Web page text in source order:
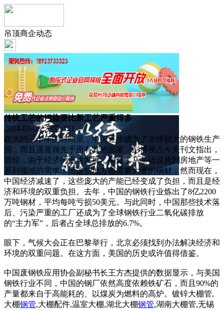
吊顶商企动态
传统工艺的污染要比新工艺严重得多
2024-03-08 浏览:121
在大约三十年的时间里，中国逐步成为了全球较大的钢铁生产
国，而且遥遥领先于所有其他国家。彭博视点今天刊文指出，
曾经，由于经济的迅速发展，刺激了从基础设施到房地产等一
系列领域的需求，而这些地方都需要大量的钢材；然而现在，
中国经济减速了，这些庞大的产能已经变成了负担，而且是经
济和环境的双重负担。去年，中国的钢铁行业炼出了8亿2200
万吨钢材，平均每吨亏损50美元。与此同时，中国那些技术落
后、污染严重的工厂还成为了全球钢铁行业二氧化碳排放
的“主力军”，后者占全球总排放的6.7%。
眼下，气候大会正在巴黎举行，北京必须找到办法解决经济和
环境的双重问题。在这方面，美国的历史或许值得借鉴。
中国废钢铁应用协会副秘书长王方杰提供的数据显示，与美国
钢铁行业不同，中国的钢厂依然高度依赖铁矿石，而且90%的
产量都来自于高能耗的、以煤炭为燃料的高炉。镀锌大棚管,
大棚钢管,大棚配件,温室大棚,湖北大棚钢管,湖南大棚管,无锡